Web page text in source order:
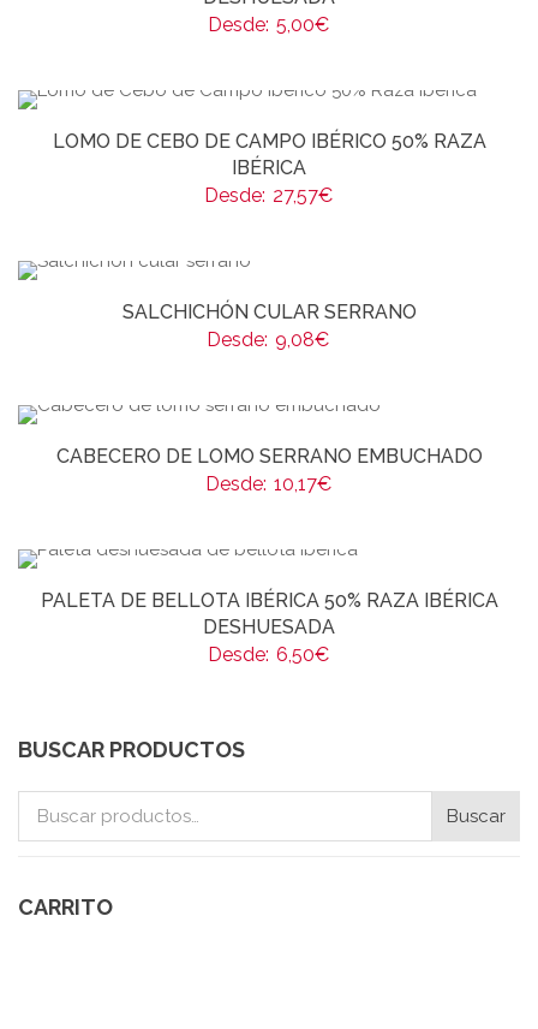
Desde: 5,00€
LOMO DE CEBO DE CAMPO IBÉRICO 50% RAZA
IBÉRICA
Desde: 27,57€
SALCHICHÓN CULAR SERRANO
Desde: 9,08€
CABECERO DE LOMO SERRANO EMBUCHADO
Desde: 10,17€
PALETA DE BELLOTA IBÉRICA 50% RAZA IBÉRICA
DESHUESADA
Desde: 6,50€
BUSCAR PRODUCTOS
Buscar
CARRITO